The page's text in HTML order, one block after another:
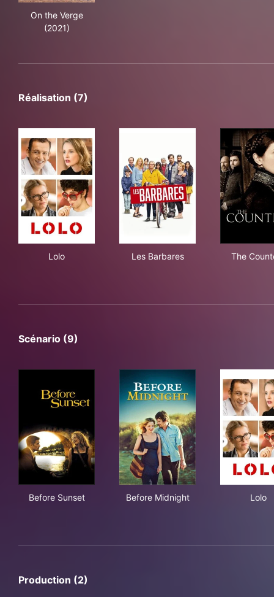
On the Verge
(2021)
Réalisation (7)
Lolo Les Barbares The
Scénario (9)
Before Sunset Before Midnight Lolo
Production (2)